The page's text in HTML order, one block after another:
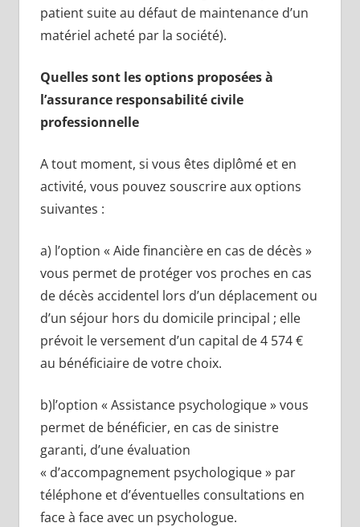
patient suite au défaut de maintenance d’un
matériel acheté par la société).
Quelles sont les options proposées à
l’assurance responsabilité civile
professionnelle
A tout moment, si vous êtes diplômé et en
activité, vous pouvez souscrire aux options
suivantes :
a) l’option « Aide financière en cas de décès »
vous permet de protéger vos proches en cas
de décès accidentel lors d’un déplacement ou
d’un séjour hors du domicile principal ; elle
prévoit le versement d’un capital de 4 574 €
au bénéficiaire de votre choix.
b)l’option « Assistance psychologique » vous
permet de bénéficier, en cas de sinistre
garanti, d’une évaluation
« d’accompagnement psychologique » par
téléphone et d’éventuelles consultations en
face à face avec un psychologue.